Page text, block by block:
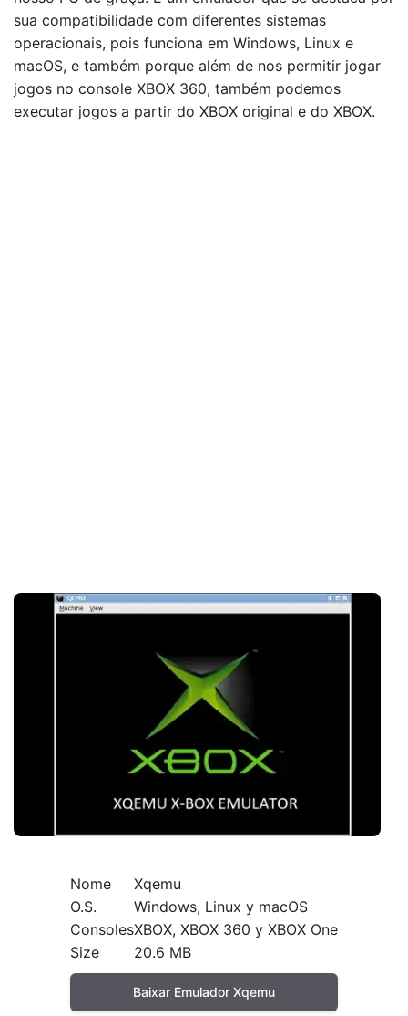
sua compatibilidade com diferentes sistemas
operacionais, pois funciona em Windows, Linux e
macOS, e também porque além de nos permitir jogar
jogos no console XBOX 360, também podemos
executar jogos a partir do XBOX original e do XBOX.
Nome
Xqemu
O.S.
Windows, Linux y macOS
ConsolesXBOX, XBOX 360 y XBOX One
Size
20.6 MB
Baixar Emulador Xqemu